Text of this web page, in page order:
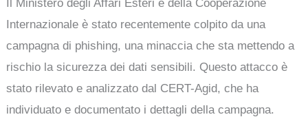
Il Ministero degli Affari Esteri e della Cooperazione
Internazionale è stato recentemente colpito da una
campagna di phishing, una minaccia che sta mettendo a
rischio la sicurezza dei dati sensibili. Questo attacco è
stato rilevato e analizzato dal CERT-Agid, che ha
individuato e documentato i dettagli della campagna.